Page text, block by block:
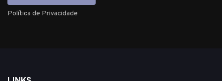
Política de Privacidade